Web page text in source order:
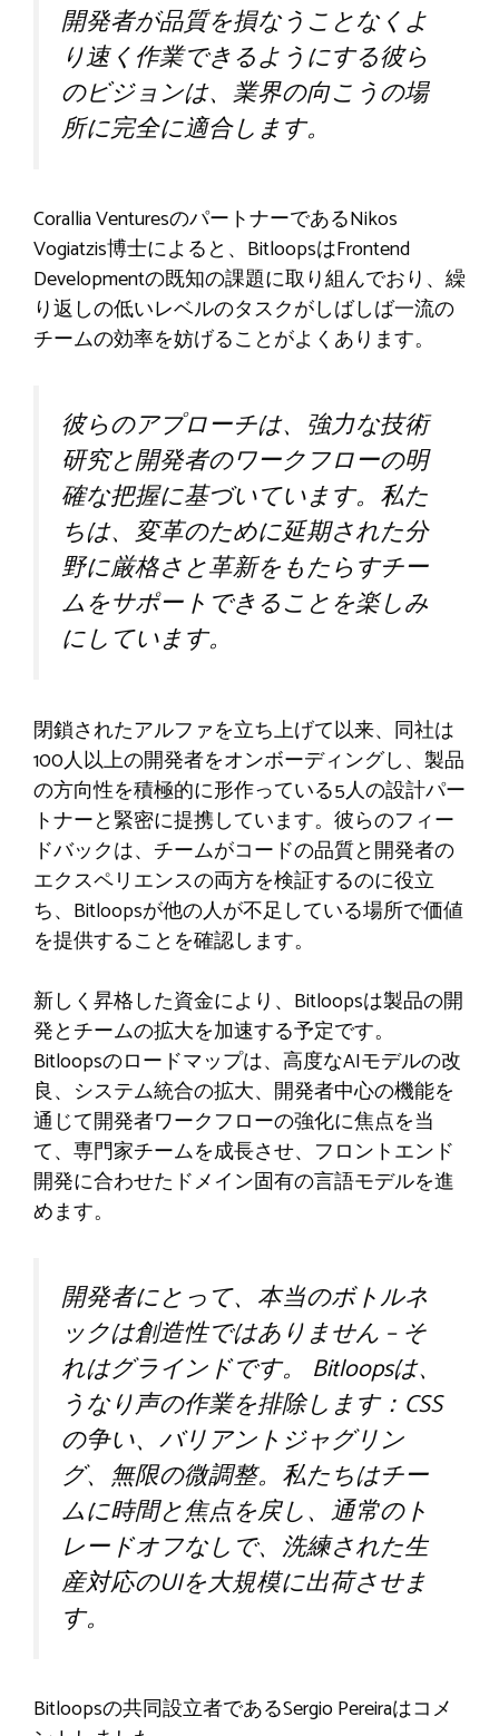
開発者が品質を損なうことなくよ
り速く作業できるようにする彼ら
のビジョンは、業界の向こうの場
所に完全に適合します。
Corallia VenturesのパートナーであるNikos
Vogiatzis博士によると、BitloopsはFrontend
Developmentの既知の課題に取り組んでおり、繰
り返しの低いレベルのタスクがしばしば一流の
チームの効率を妨げることがよくあります。
彼らのアプローチは、強力な技術
研究と開​​発者のワークフローの明
確な把握に基づいています。私た
ちは、変革のために延期された分
野に厳格さと革新をもたらすチー
ムをサポートできることを楽しみ
にしています。
閉鎖されたアルファを立ち上げて以来、同社は
100人以上の開発者をオンボーディングし、製品
の方向性を積極的に形作っている5人の設計パー
トナーと緊密に提携しています。彼らのフィー
ドバックは、チームがコードの品質と開発者の
エクスペリエンスの両方を検証するのに役立
ち、Bitloopsが他の人が不足している場所で価値
を提供することを確認します。
新しく昇格した資金により、Bitloopsは製品の開
発とチームの拡大を加速する予定です。
Bitloopsのロードマップは、高度なAIモデルの改
良、システム統合の拡大、開発者中心の機能を
通じて開発者ワークフローの強化に焦点を当
て、専門家チームを成長させ、フロントエンド
開発に合わせたドメイン固有の言語モデルを進
めます。
開発者にとって、本当のボトルネ
ックは創造性ではありません – そ
れはグラインドです。 Bitloopsは、
うなり声の作業を排除します：CSS
の争い、バリアントジャグリン
グ、無限の微調整。私たちはチー
ムに時間と焦点を戻し、通常のト
レードオフなしで、洗練された生
産対応のUIを大規模に出荷させま
す。
Bitloopsの共同設立者であるSergio Pereiraはコメ